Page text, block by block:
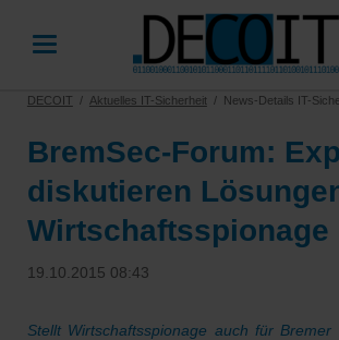
DECOIT Aktuelles IT-Sicherheit News-Details IT-
BremSec-Forum:
diskutieren
Wirtschaftsspionage
19.10.2015 08:43
Stellt Wirtschaftsspionage auch für Bremer